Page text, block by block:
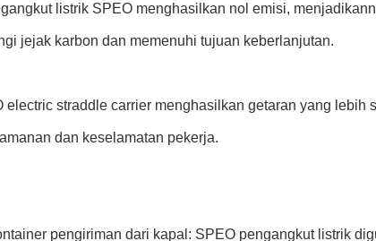
listrik SPEO menghasilkan nol emisi,
jejak karbon dan memenuhi tujuan keberlanjutan.
straddle carrier menghasilkan getaran yang lebih
dan keselamatan pekerja.
pengiriman dari kapal: SPEO pengangkut listrik